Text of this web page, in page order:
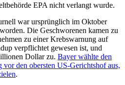
EPA nicht verlangt wurde.
war ursprünglich im Oktober
Die Geschworenen kamen zu
zu einer Krebswarnung auf
verpflichtet gewesen ist, und
Dollar zu. Bayer wählte den
vor den obersten US-Gerichtshof aus,
.